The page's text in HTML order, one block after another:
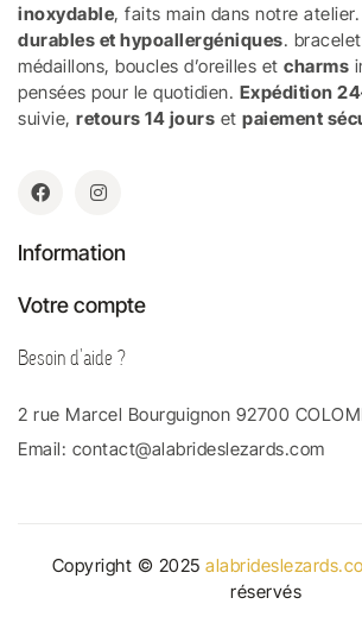
inoxydable, faits main dans notre
durables et hypoallergéniques.
médaillons, boucles d’oreilles et charms
pensées pour le quotidien. Expédition
suivie, retours 14 jours et paiement
Information
Votre compte
Besoin d'aide ?
2 rue Marcel Bourguignon 92700
Email: contact@alabrideslezards.com
Copyright © 2025
réservés